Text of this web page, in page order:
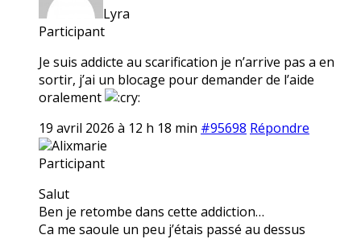
Lyra
Participant
Je suis addicte au scarification je n’arrive pas a en
sortir, j’ai un blocage pour demander de l’aide
oralement
19 avril 2026 à 12 h 18 min #95698 Répondre
Alixmarie
Participant
Salut
Ben je retombe dans cette addiction…
Ca me saoule un peu j’étais passé au dessus